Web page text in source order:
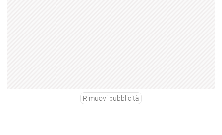
Rimuovi pubblicità